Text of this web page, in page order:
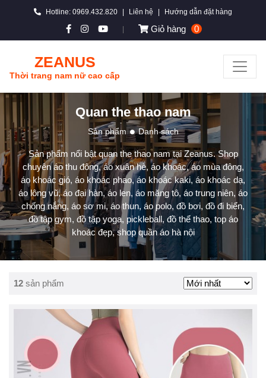
Hotline: 0969.432.820 Liên hệ Hướng dẫn đặt hàng
Giỏ hàng 0
ZEANUS
Thời trang nam nữ cao cấp
Quan the thao nam
Sản phẩm Danh sách
Sản phẩm nổi bật quan the thao nam tại Zeanus. Shop
chuyên áo thu đông, áo xuân hè, áo khoác, áo mùa đông,
áo khoác gió, áo khoác phao, áo khoác kaki, áo khoác dạ,
áo lông vũ, áo đại hàn, áo len, áo măng tô, áo trung niên, áo
chống nắng, áo sơ mi, áo thun, áo polo, đồ bơi, đồ đi biển,
đồ tập gym, đồ tập yoga, pickleball, đồ thể thao, top áo
khoác đẹp, shop quần áo hà nội
12 sản phẩm